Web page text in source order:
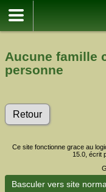
Aucune famille
personne
Retour
Ce site fonctionne grace au
15.0, écrit
Basculer vers site